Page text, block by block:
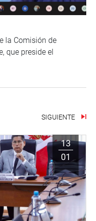
la Comisión de
que preside el
SIGUIENTE
13
01